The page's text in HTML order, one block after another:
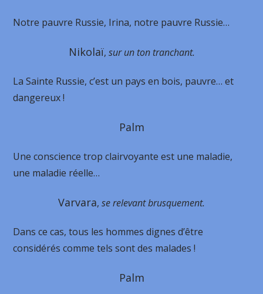
Notre pauvre Russie, Irina, notre pauvre Russie…
Nikolaï, sur un ton tranchant.
La Sainte Russie, c’est un pays en bois, pauvre… et
dangereux !
Palm
Une conscience trop clairvoyante est une maladie,
une maladie réelle…
Varvara, se relevant brusquement.
Dans ce cas, tous les hommes dignes d’être
considérés comme tels sont des malades !
Palm